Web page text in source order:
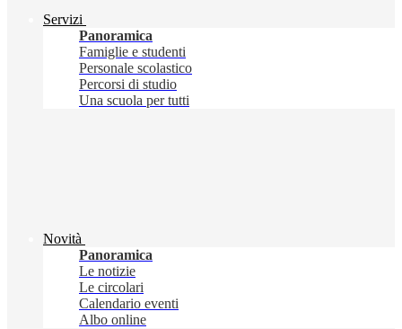
Servizi
Panoramica
Famiglie e studenti
Personale scolastico
Percorsi di studio
Una scuola per tutti
Novità
Panoramica
Le notizie
Le circolari
Calendario eventi
Albo online